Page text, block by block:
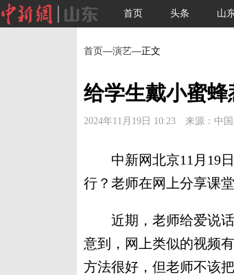
首页 头条 山
首页—演艺—正文
给学生戴小蜜蜂
2024年11月19日 10:23 来源：中国
中新网北京11月19日
行？老师在网上分享课
近期，老师给爱说话
意到，网上类似的视频
方法很好，但老师不该